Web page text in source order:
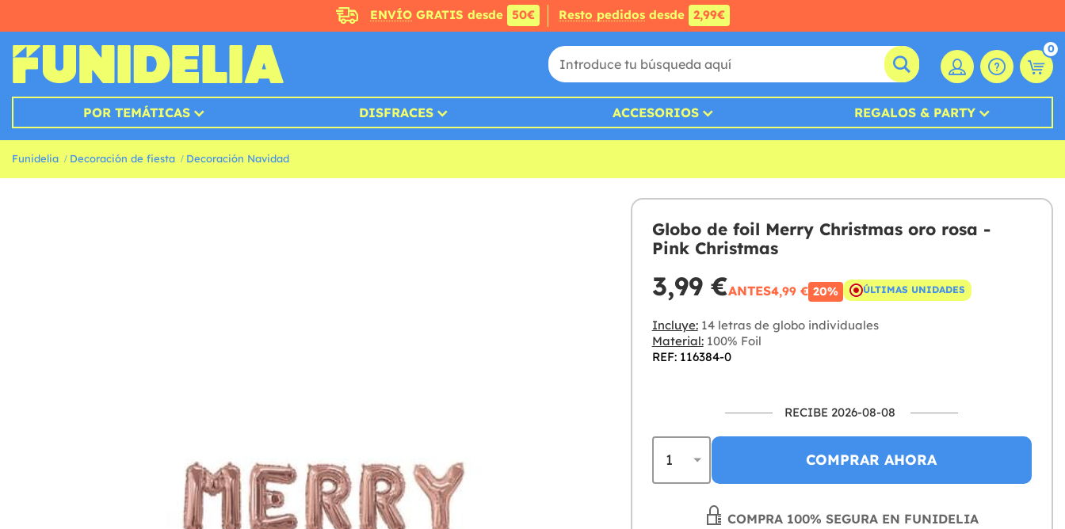
ENVÍOGRATIS desde 50€ Resto pedidosdesde 2,99€
0
POR TEMÁTICAS DISFRACES ACCESORIOS REGALOS & PARTY
Funidelia Decoración de fiesta Decoración Navidad
Globo de foil Merry Christmas oro rosa -
Pink Christmas
3,99 €ANTES4,99 € 20% ÚLTIMAS UNIDADES
Incluye:14 letras de globo individuales
Material:100% Foil
REF: 116384-0
RECIBE 2026-08-08
COMPRAR AHORA
COMPRA 100% SEGURA EN FUNIDELIA